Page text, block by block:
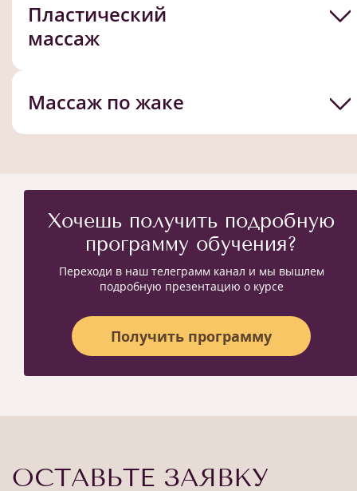
Пластический
массаж
Массаж по жаке
Хочешь получить подробную
программу обучения?
Переходи в наш телеграмм канал и мы вышлем
подробную презентацию о курсе
Получить программу
ОСТАВЬТЕ ЗАЯВКУ